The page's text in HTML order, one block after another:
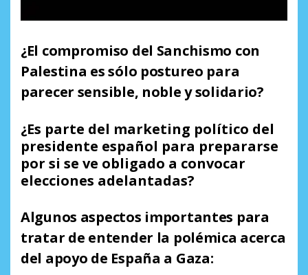
¿El compromiso del Sanchismo con
Palestina es sólo postureo para
parecer sensible, noble y solidario?
¿Es parte del marketing político del
presidente español para prepararse
por si se ve obligado a convocar
elecciones adelantadas?
Algunos aspectos importantes para
tratar de entender la polémica acerca
del apoyo de España a Gaza: